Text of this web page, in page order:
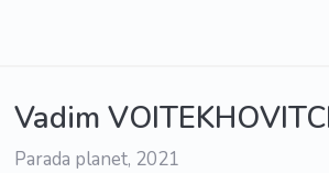
Vadim
Parada planet, 2021